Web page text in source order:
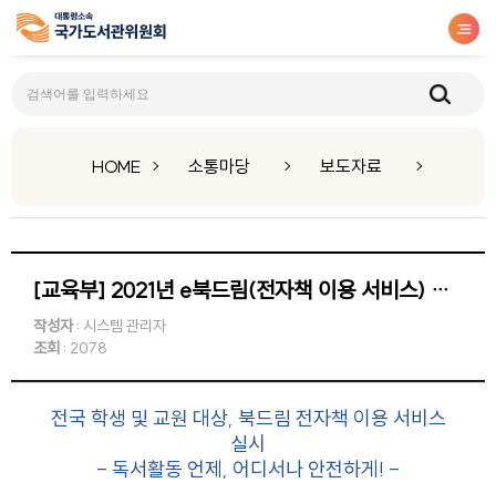
HOME 소통마당 보도자료
[교육부] 2021년 e북드림(전자책 이용 서비스) 실시
작성자: 시스템 관리자
조회 : 2078
전국 학생 및 교원 대상, 북드림 전자책 이용 서비스
실시
- 독서활동 언제, 어디서나 안전하게! -